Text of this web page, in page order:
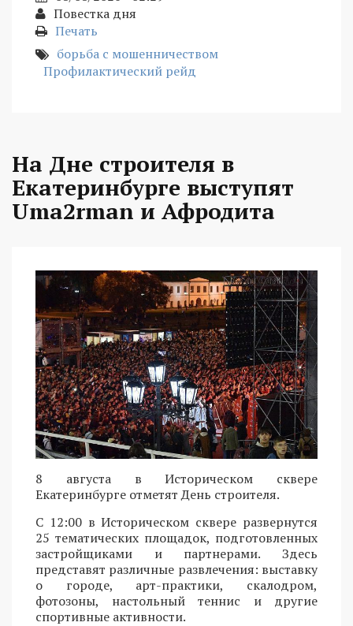
Повестка дня
Печать
борьба с мошенничеством
Профилактический рейд
На Дне строителя в
Екатеринбурге выступят
Uma2rman и Афродита
8 августа в Историческом сквере
Екатеринбурге отметят День строителя.
С 12:00 в Историческом сквере развернутся
25 тематических площадок, подготовленных
застройщиками и партнерами. Здесь
представят различные развлечения: выставку
о городе, арт-практики, скалодром,
фотозоны, настольный теннис и другие
спортивные активности.